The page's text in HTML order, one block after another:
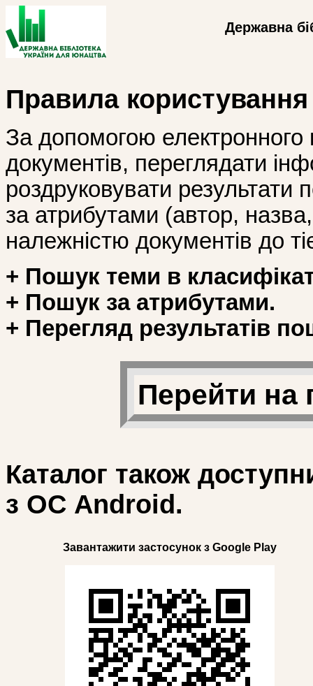
Державна
Правила
За допомогою
документів, переглядати
роздруковувати
за атрибутами (автор, назва,
належністю документів до
+ Пошук теми в
+ Пошук за атрибутами.
+ Перегляд результатів
Перейти на
Каталог також
з ОС Android.
Завантажити застосунок з Google Play